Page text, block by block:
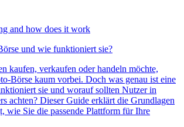
und wie funktioniert sie?
kaufen, verkaufen oder handeln möchte,
Börse kaum vorbei. Doch was genau ist eine
sie und worauf sollten Nutzer in
achten? Dieser Guide erklärt die Grundlagen
wie Sie die passende Plattform für Ihre